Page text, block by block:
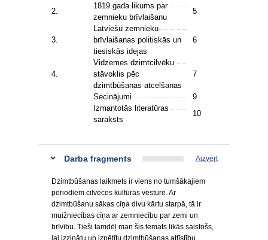
2.
1819.gada likums par
zemnieku brīvlaišanu
5
3.
Latviešu zemnieku
brīvlaišanas politiskās un
tiesiskās idejas
6
4.
Vidzemes dzimtcilvēku
stāvoklis pēc
dzimtbūšanas atcelšanas
7
Secinājumi
9
Izmantotās literatūras
saraksts
10
Darba fragments Aizvērt
Dzimtbūšanas laikmets ir viens no tumšākajiem
periodiem cilvēces kultūras vēsturē. Ar
dzimtbūšanu sākas cīņa divu kārtu starpā, tā ir
muižniecības cīņa ar zemniecību par zemi un
brīvību. Tieši tamdēļ man šis temats likās saistošs,
lai izzinātu un izpētītu dzimtbūšanas attīstību